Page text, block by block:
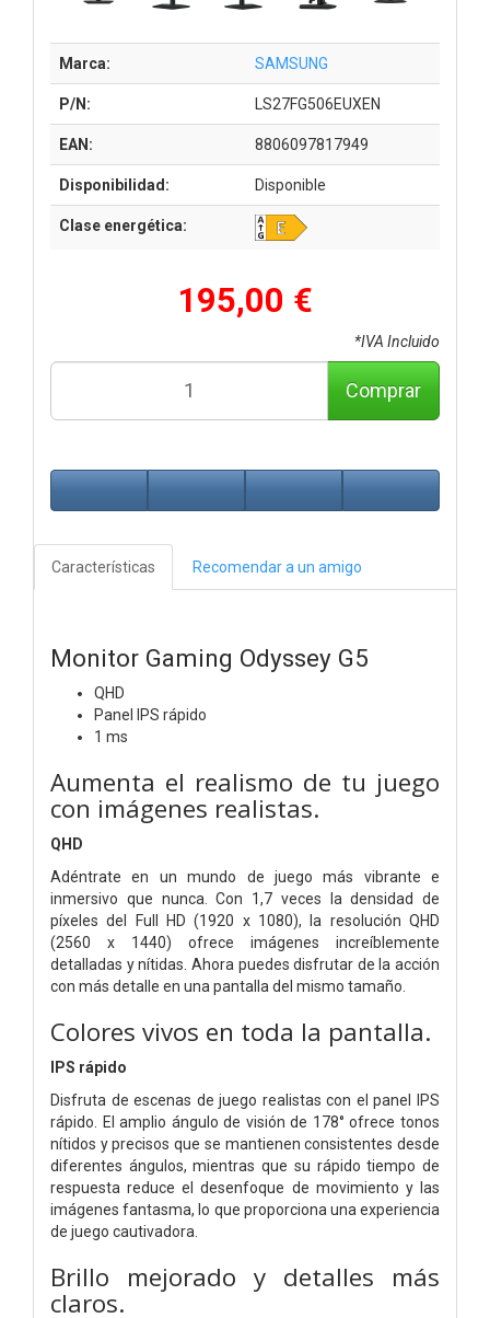
Marca: SAMSUNG
P/N: LS27FG506EUXEN
EAN: 8806097817949
Disponibilidad: Disponible
Clase energética:
195,00 €
*IVA Incluido
Comprar
Características Recomendar a un amigo
Monitor Gaming Odyssey G5
QHD
Panel IPS rápido
1 ms
Aumenta el realismo de tu juego
con imágenes realistas.
QHD
Adéntrate en un mundo de juego más vibrante e
inmersivo que nunca. Con 1,7 veces la densidad de
píxeles del Full HD (1920 x 1080), la resolución QHD
(2560 x 1440) ofrece imágenes increíblemente
detalladas y nítidas. Ahora puedes disfrutar de la acción
con más detalle en una pantalla del mismo tamaño.
Colores vivos en toda la pantalla.
IPS rápido
Disfruta de escenas de juego realistas con el panel IPS
rápido. El amplio ángulo de visión de 178° ofrece tonos
nítidos y precisos que se mantienen consistentes desde
diferentes ángulos, mientras que su rápido tiempo de
respuesta reduce el desenfoque de movimiento y las
imágenes fantasma, lo que proporciona una experiencia
de juego cautivadora.
Brillo mejorado y detalles más
claros.